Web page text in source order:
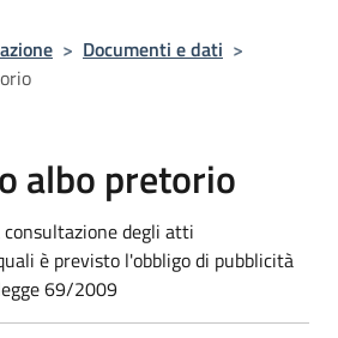
> Documenti e dati >
albo pretorio
degli atti
è previsto l'obbligo di pubblicità
69/2009